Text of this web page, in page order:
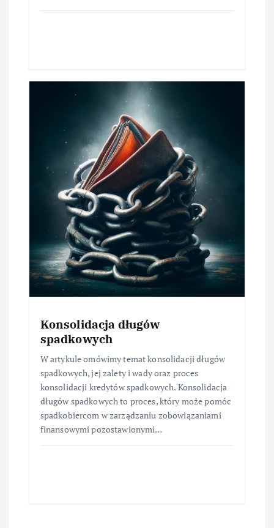
Konsolidacja długów
spadkowych
W artykule omówimy temat konsolidacji długów
spadkowych, jej zalety i wady oraz proces
konsolidacji kredytów spadkowych. Konsolidacja
długów spadkowych to proces, który może pomóc
spadkobiercom w zarządzaniu zobowiązaniami
finansowymi pozostawionymi…